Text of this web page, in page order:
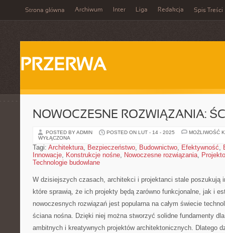
Strona główna Archiwum Inter Liga Redakcja Spis Treści
PRZERWA
NOWOCZESNE ROZWIĄZANIA:
POSTED BY ADMIN POSTED ON LUT - 14 - 2025
MOŻLIWOŚĆ
WYŁĄCZONA
Tagi: Architektura, Bezpieczeństwo, Budownictwo, Efektywność,
Innowacje, Konstrukcje nośne, Nowoczesne rozwiązania,
Technologie budowlane
W dzisiejszych czasach, architekci i ⁤projektanci stale⁣ poszukują
które ⁤sprawią, że ⁣ich projekty będą zarówno funkcjonalne,‍ jak i
⁣nowoczesnych rozwiązań jest popularna na⁢ całym świecie
‍ściana nośna. Dzięki niej można stworzyć solidne fundamenty
ambitnych i kreatywnych ​projektów‌ architektonicznych. Dlatego